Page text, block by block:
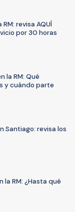
revisa AQUÍ
por 30 horas
la RM: Qué
y cuándo parte
Santiago: revisa los
la RM: ¿Hasta qué